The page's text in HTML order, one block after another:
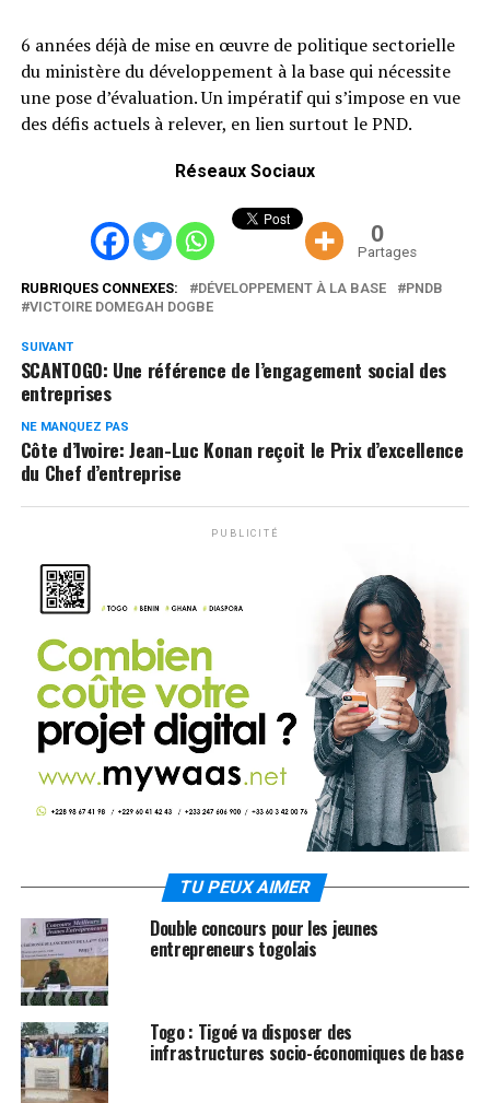
6 années déjà de mise en œuvre de politique sectorielle
du ministère du développement à la base qui nécessite
une pose d’évaluation. Un impératif qui s’impose en vue
des défis actuels à relever, en lien surtout le PND.
Réseaux Sociaux
0
Partages
RUBRIQUES CONNEXES: DÉVELOPPEMENT À LA BASE
PNDB
VICTOIRE DOMEGAH DOGBE
SUIVANT
SCANTOGO: Une référence de l’engagement social des
entreprises
NE MANQUEZ PAS
Côte d’Ivoire: Jean-Luc Konan reçoit le Prix d’excellence
du Chef d’entreprise
PUBLICITÉ
TU PEUX AIMER
Double concours pour les jeunes
entrepreneurs togolais
Togo : Tigoé va disposer des
infrastructures socio-économiques de base